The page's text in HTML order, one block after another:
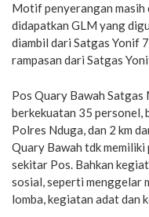
Motif penyerangan masih
didapatkan GLM yang
diambil dari Satgas Yonif
rampasan dari Satgas
Pos Quary Bawah
berkekuatan 35 personel,
Polres Nduga, dan 2 km
Quary Bawah tdk memiliki
sekitar Pos. Bahkan
sosial, seperti menggelar
lomba, kegiatan adat dan